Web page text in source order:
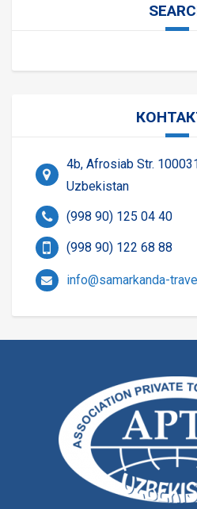
4b, Afrosiab Str.
Uzbekistan
(998 90) 125 04 40
(998 90) 122 68 88
info@samarkanda-